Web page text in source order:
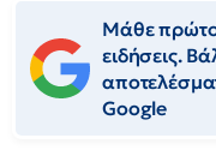
Μάθε
ειδήσεις.
Google